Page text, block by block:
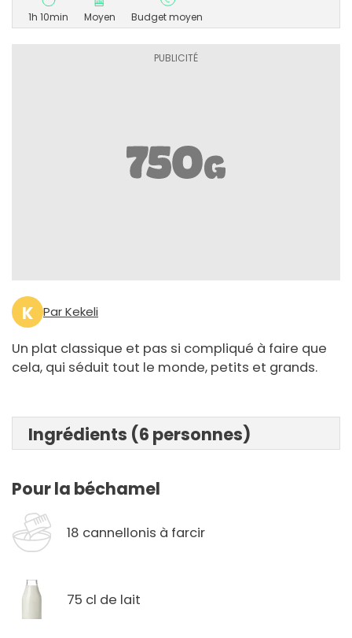
1h 10min Moyen Budget moyen
K Par Kekeli
Un plat classique et pas si compliqué à faire que
cela, qui séduit tout le monde, petits et grands.
Ingrédients (6 personnes)
Pour la béchamel
18 cannellonis à farcir
75 cl de lait